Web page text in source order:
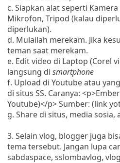
c. Siapkan alat seperti
Mikrofon, Tripod (kalau
diperlukan).
d. Mulailah merekam. Jika
teman saat merekam.
e. Edit video di Laptop (Corel
langsung di smartphone
f. Upload di Youtube atau
di situs SS. Caranya:
Youtube)</p> Sumber: (link
g. Share di situs, media sosia,
3. Selain vlog, blogger juga
tema tersebut. Jangan lupa
sabdaspace, sslombavlog,